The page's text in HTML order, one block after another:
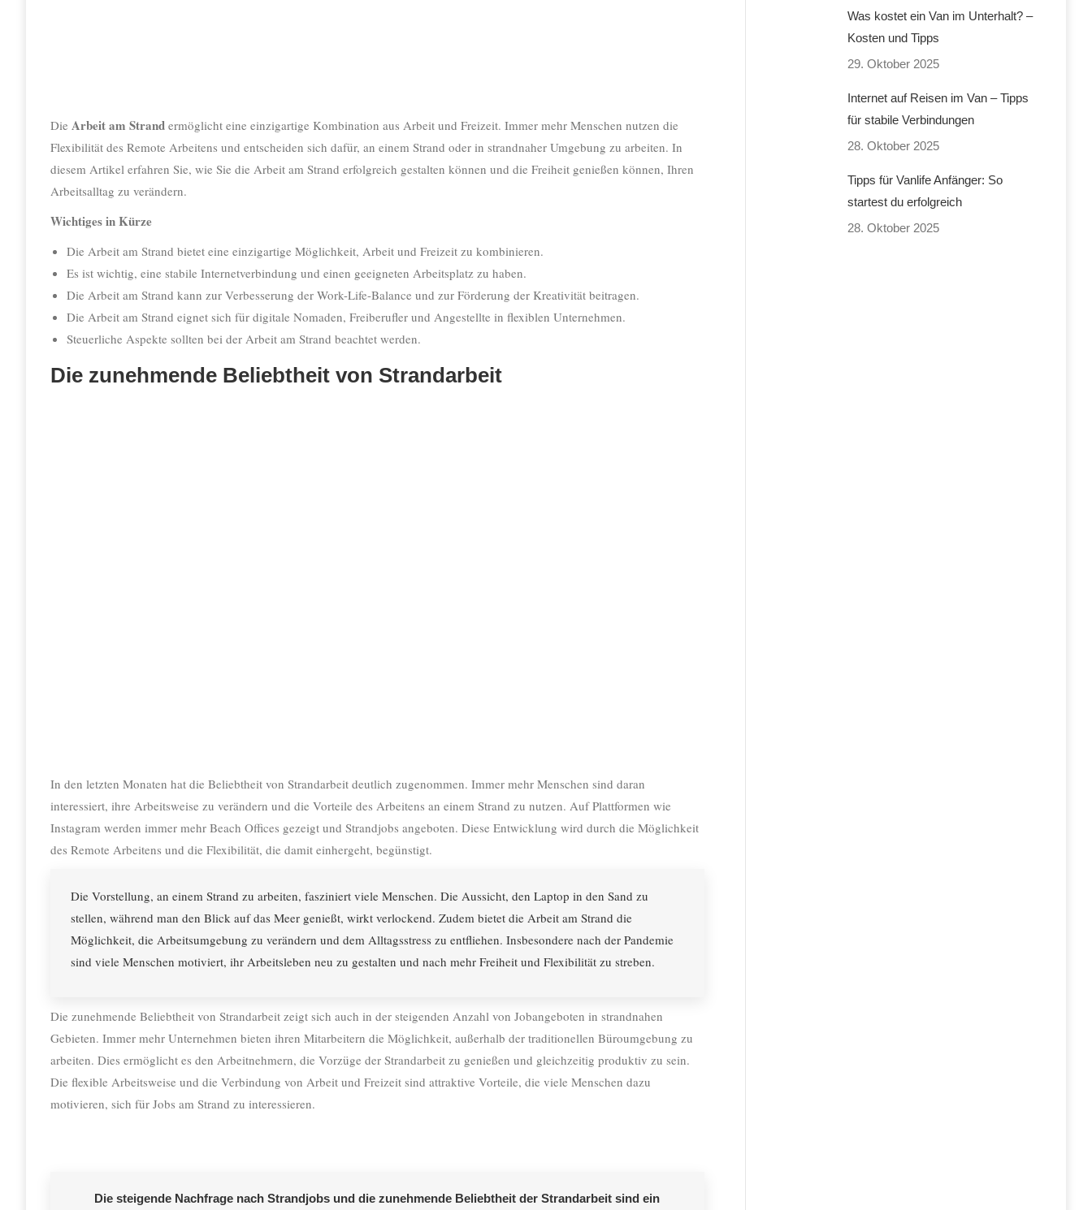
Die Arbeit am Strand ermöglicht eine einzigartige Kombination aus Arbeit und Freizeit. Immer mehr Menschen nutzen die
Flexibilität des Remote Arbeitens und entscheiden sich dafür, an einem Strand oder in strandnaher Umgebung zu arbeiten. In
diesem Artikel erfahren Sie, wie Sie die Arbeit am Strand erfolgreich gestalten können und die Freiheit genießen können, Ihren
Arbeitsalltag zu verändern.
Wichtiges in Kürze
Die Arbeit am Strand bietet eine einzigartige Möglichkeit, Arbeit und Freizeit zu kombinieren.
Es ist wichtig, eine stabile Internetverbindung und einen geeigneten Arbeitsplatz zu haben.
Die Arbeit am Strand kann zur Verbesserung der Work-Life-Balance und zur Förderung der Kreativität beitragen.
Die Arbeit am Strand eignet sich für digitale Nomaden, Freiberufler und Angestellte in flexiblen Unternehmen.
Steuerliche Aspekte sollten bei der Arbeit am Strand beachtet werden.
Die zunehmende Beliebtheit von Strandarbeit
In den letzten Monaten hat die Beliebtheit von Strandarbeit deutlich zugenommen. Immer mehr Menschen sind daran
interessiert, ihre Arbeitsweise zu verändern und die Vorteile des Arbeitens an einem Strand zu nutzen. Auf Plattformen wie
Instagram werden immer mehr Beach Offices gezeigt und Strandjobs angeboten. Diese Entwicklung wird durch die Möglichkeit
des Remote Arbeitens und die Flexibilität, die damit einhergeht, begünstigt.
Die Vorstellung, an einem Strand zu arbeiten, fasziniert viele Menschen. Die Aussicht, den Laptop in den Sand zu
stellen, während man den Blick auf das Meer genießt, wirkt verlockend. Zudem bietet die Arbeit am Strand die
Möglichkeit, die Arbeitsumgebung zu verändern und dem Alltagsstress zu entfliehen. Insbesondere nach der Pandemie
sind viele Menschen motiviert, ihr Arbeitsleben neu zu gestalten und nach mehr Freiheit und Flexibilität zu streben.
Die zunehmende Beliebtheit von Strandarbeit zeigt sich auch in der steigenden Anzahl von Jobangeboten in strandnahen
Gebieten. Immer mehr Unternehmen bieten ihren Mitarbeitern die Möglichkeit, außerhalb der traditionellen Büroumgebung zu
arbeiten. Dies ermöglicht es den Arbeitnehmern, die Vorzüge der Strandarbeit zu genießen und gleichzeitig produktiv zu sein.
Die flexible Arbeitsweise und die Verbindung von Arbeit und Freizeit sind attraktive Vorteile, die viele Menschen dazu
motivieren, sich für Jobs am Strand zu interessieren.
Die steigende Nachfrage nach Strandjobs und die zunehmende Beliebtheit der Strandarbeit sind ein
Was kostet ein Van im Unterhalt? –
Kosten und Tipps
29. Oktober 2025
Internet auf Reisen im Van – Tipps
für stabile Verbindungen
28. Oktober 2025
Tipps für Vanlife Anfänger: So
startest du erfolgreich
28. Oktober 2025